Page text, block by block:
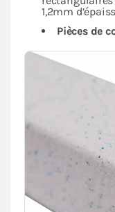
1,2mm
Pièces de